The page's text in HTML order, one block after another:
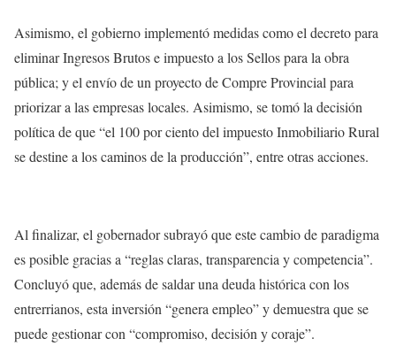
Asimismo, el gobierno implementó medidas como el decreto para
eliminar Ingresos Brutos e impuesto a los Sellos para la obra
pública; y el envío de un proyecto de Compre Provincial para
priorizar a las empresas locales. Asimismo, se tomó la decisión
política de que “el 100 por ciento del impuesto Inmobiliario Rural
se destine a los caminos de la producción”, entre otras acciones.
Al finalizar, el gobernador subrayó que este cambio de paradigma
es posible gracias a “reglas claras, transparencia y competencia”.
Concluyó que, además de saldar una deuda histórica con los
entrerrianos, esta inversión “genera empleo” y demuestra que se
puede gestionar con “compromiso, decisión y coraje”.